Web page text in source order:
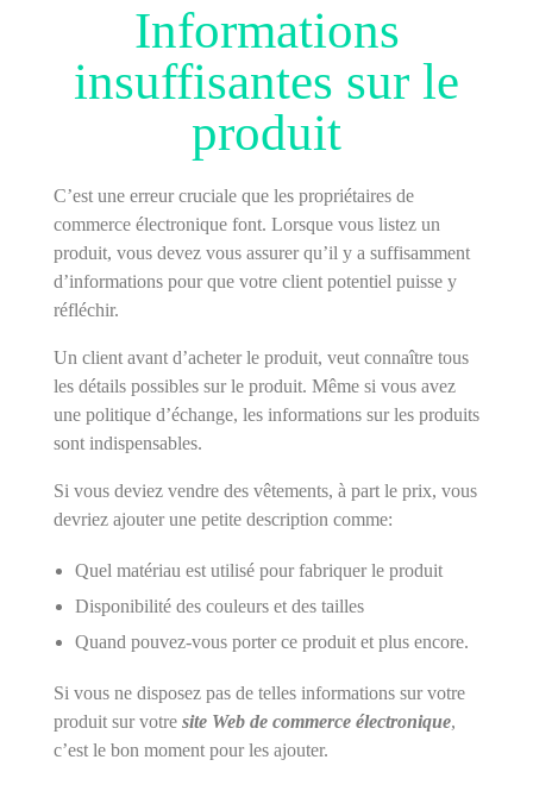
Informations
insuffisantes sur le
produit
C’est une erreur cruciale que les propriétaires de
commerce électronique font. Lorsque vous listez un
produit, vous devez vous assurer qu’il y a suffisamment
d’informations pour que votre client potentiel puisse y
réfléchir.
Un client avant d’acheter le produit, veut connaître tous
les détails possibles sur le produit. Même si vous avez
une politique d’échange, les informations sur les produits
sont indispensables.
Si vous deviez vendre des vêtements, à part le prix, vous
devriez ajouter une petite description comme:
Quel matériau est utilisé pour fabriquer le produit
Disponibilité des couleurs et des tailles
Quand pouvez-vous porter ce produit et plus encore.
Si vous ne disposez pas de telles informations sur votre
produit sur votre site Web de commerce électronique,
c’est le bon moment pour les ajouter.